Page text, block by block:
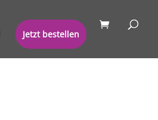
Jetzt bestellen